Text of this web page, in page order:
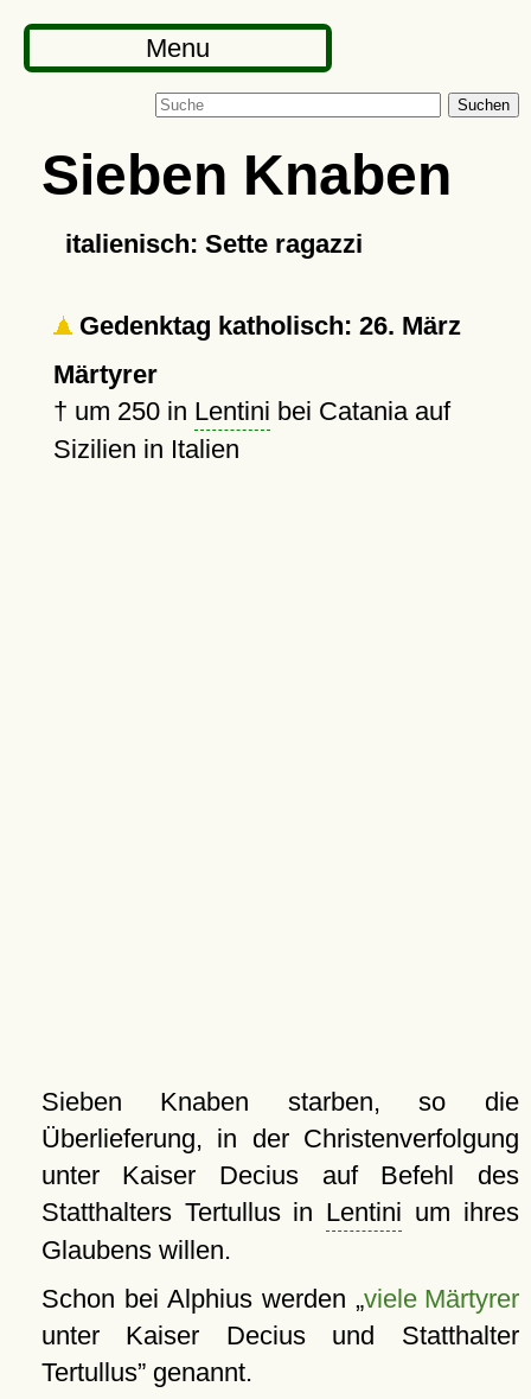
Menu
Suchen
Sieben Knaben
italienisch: Sette ragazzi
Gedenktag katholisch: 26. März
Märtyrer
† um 250in Lentini bei Catania auf
Sizilien in Italien
Sieben Knaben starben, so die
Überlieferung, in der Christenverfolgung
unter Kaiser Decius auf Befehl des
Statthalters Tertullus in Lentini um ihres
Glaubens willen.
Schon bei Alphius werden
viele Märtyrer
unter Kaiser Decius und Statthalter
Tertullus genannt.